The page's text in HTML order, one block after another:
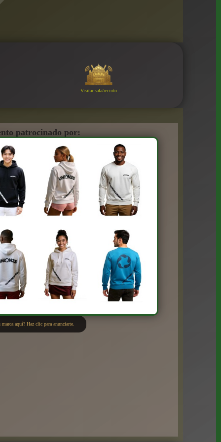
Visitar sala/recinto
patrocinado por:
marca aquí? Haz clic para anunciarte.